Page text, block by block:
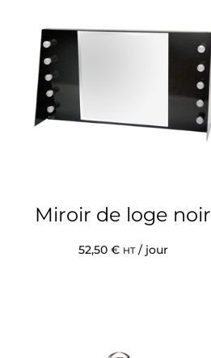
Miroir de loge noir
52,50 € HT/ jour